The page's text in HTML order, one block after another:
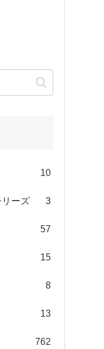
10
ーズ 3
57
15
8
13
762